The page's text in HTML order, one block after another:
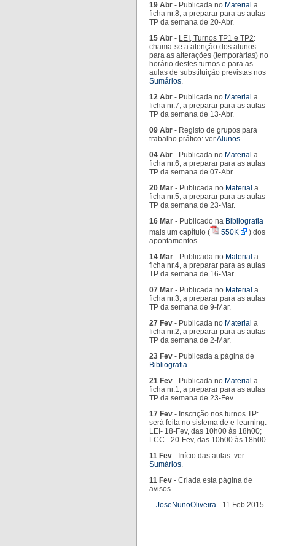
19 Abr - Publicada no Material a
ficha nr.8, a preparar para as aulas
TP da semana de 20-Abr.
15 Abr - LEI, Turnos TP1 e TP2:
chama-se a atenção dos alunos
para as alterações (temporárias) no
horário destes turnos e para as
aulas de substituição previstas nos
Sumários.
12 Abr - Publicada no Material a
ficha nr.7, a preparar para as aulas
TP da semana de 13-Abr.
09 Abr - Registo de grupos para
trabalho prático: verAlunos
04 Abr - Publicada no Material a
ficha nr.6, a preparar para as aulas
TP da semana de 07-Abr.
20 Mar - Publicada no Material a
ficha nr.5, a preparar para as aulas
TP da semana de 23-Mar.
16 Mar - Publicado na Bibliografia
mais um capítulo (
550K
) dos
apontamentos.
14 Mar - Publicada no Material a
ficha nr.4, a preparar para as aulas
TP da semana de 16-Mar.
07 Mar - Publicada no Material a
ficha nr.3, a preparar para as aulas
TP da semana de 9-Mar.
27 Fev - Publicada no Material a
ficha nr.2, a preparar para as aulas
TP da semana de 2-Mar.
23 Fev - Publicada a página de
Bibliografia.
21 Fev - Publicada no Material a
ficha nr.1, a preparar para as aulas
TP da semana de 23-Fev.
17 Fev - Inscrição nos turnos TP:
será feita no sistema de e-learning:
LEI- 18-Fev, das 10h00 às 18h00;
LCC - 20-Fev, das 10h00 às 18h00
11 Fev - Início das aulas: ver
Sumários.
11 Fev - Criada esta página de
avisos.
-- JoseNunoOliveira - 11 Feb 2015